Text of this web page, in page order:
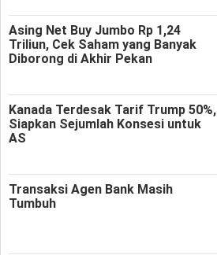
Asing Net Buy Jumbo Rp 1,24
Triliun, Cek Saham yang Banyak
Diborong di Akhir Pekan
Kanada Terdesak Tarif Trump 50%,
Siapkan Sejumlah Konsesi untuk
AS
Transaksi Agen Bank Masih
Tumbuh